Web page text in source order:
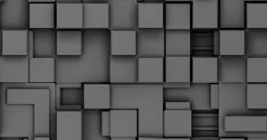
Διμηνιαίος
νομοθεσίας
για τα ζώα συντροφιάς
2026 παρουσιάζει η
με στόχο την προστασία των
πόλη.